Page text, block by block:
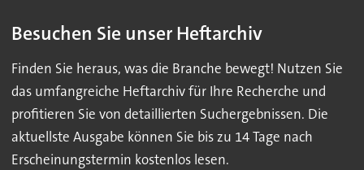
Besuchen Sie unser Heftarchiv
Finden Sie heraus, was die Branche bewegt! Nutzen Sie
das umfangreiche Heftarchiv für Ihre Recherche und
profitieren Sie von detaillierten Suchergebnissen. Die
aktuellste Ausgabe können Sie bis zu 14 Tage nach
Erscheinungstermin kostenlos lesen.